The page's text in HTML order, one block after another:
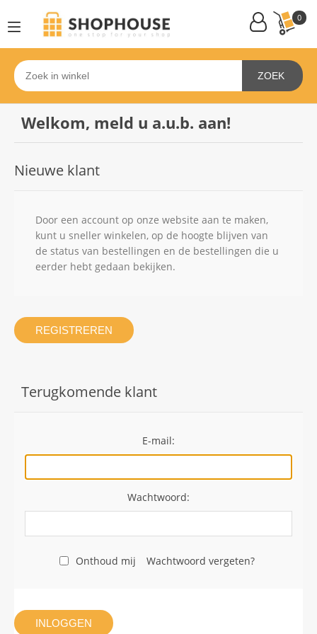
0
ZOEK
Welkom, meld u a.u.b. aan!
Nieuwe klant
Door een account op onze website aan te maken,
kunt u sneller winkelen, op de hoogte blijven van
de status van bestellingen en de bestellingen die u
eerder hebt gedaan bekijken.
REGISTREREN
Terugkomende klant
E-mail:
Wachtwoord:
Onthoud mij Wachtwoord vergeten?
INLOGGEN